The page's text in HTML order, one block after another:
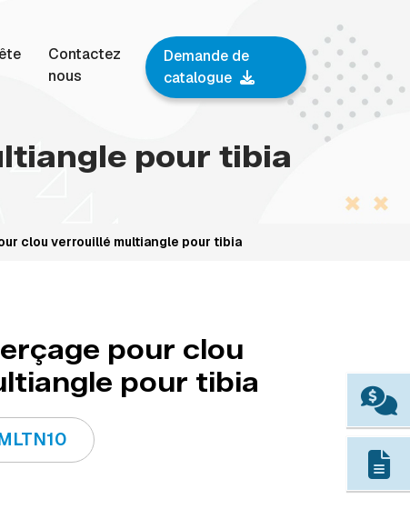
Contactez
nous
Demande de
catalogue
pour tibia
clou verrouillé multiangle pour tibia
pour clou
pour tibia